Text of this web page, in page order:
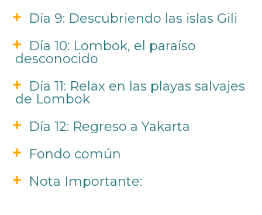
Día 9: Descubriendo las islas Gili
Día 10: Lombok, el paraíso
desconocido
Día 11: Relax en las playas salvajes
de Lombok
Día 12: Regreso a Yakarta
Fondo común
Nota Importante: